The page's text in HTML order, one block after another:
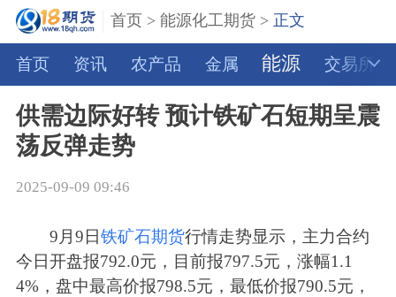
首页 >能源化工期货 > 正文
首页 资讯 农产品 金属 能源 交易所
供需边际好转 预计铁矿石短期呈震
荡反弹走势
2025-09-09 09:46
9月9日铁矿石期货行情走势显示，主力合约
今日开盘报792.0元，目前报797.5元，涨幅1.1
4%，盘中最高价报798.5元，最低价报790.5元，